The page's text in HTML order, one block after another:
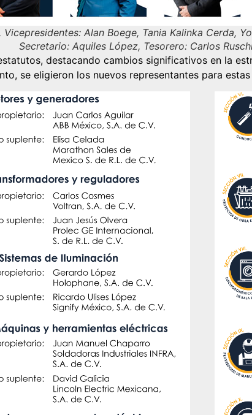
Alan Boege, Tania Kalinka Cerda,
Secretario: Aquiles López, Tesorero: Carlos
destacando cambios significativos en la
se eligieron los nuevos representantes para